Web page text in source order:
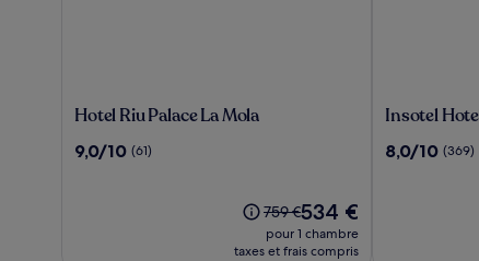
Hotel
Palace
Hotel Riu Palace La Mola
9.0
9,0/10 (61)
Le
prix
était
759 €Le
nouveau
prix
534 €
pour 1 chambre
taxes et frais compris
Insotel
Formentera
Insotel
8.0
8,0/10 (369)